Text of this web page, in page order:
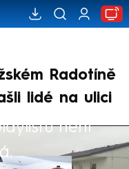
Radotíně
lidé na ulici
není